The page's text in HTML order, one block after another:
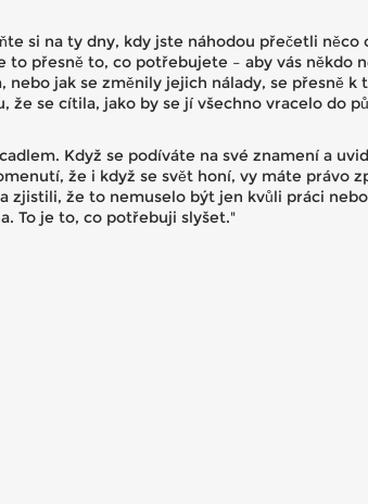
si na ty dny, kdy jste náhodou přečetli něco
to přesně to, co potřebujete – aby vás
jak se změnily jejich nálady, se přesně
se cítila, jako by se jí všechno vracelo do
Když se podíváte na své znamení a
že i když se svět honí, vy máte právo
že to nemuselo být jen kvůli práci
To je to, co potřebuji slyšet."